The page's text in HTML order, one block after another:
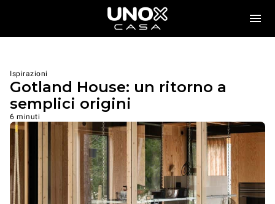
Ispirazioni
Gotland House: un ritorno a
semplici origini
6 minuti